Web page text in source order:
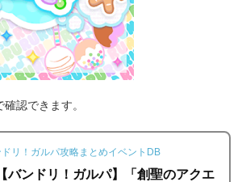
認できます。
リ！ガルパ攻略まとめイベントDB
【バンドリ！ガルパ】「創聖のアクエ